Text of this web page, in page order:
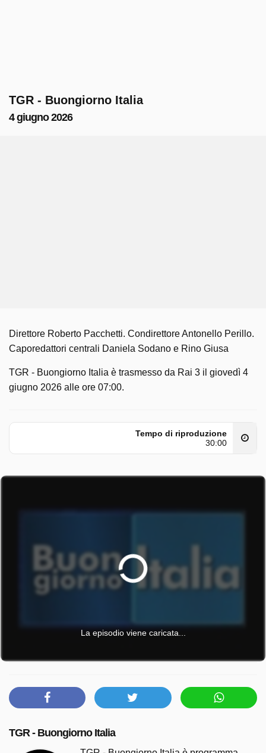
TGR - Buongiorno Italia
4 giugno 2026
Direttore Roberto Pacchetti. Condirettore Antonello Perillo.
Caporedattori centrali Daniela Sodano e Rino Giusa
TGR - Buongiorno Italia è trasmesso da Rai 3 il giovedì 4
giugno 2026 alle ore 07:00.
Tempo di riproduzione
30:00
La episodio viene caricata...
TGR - Buongiorno Italia